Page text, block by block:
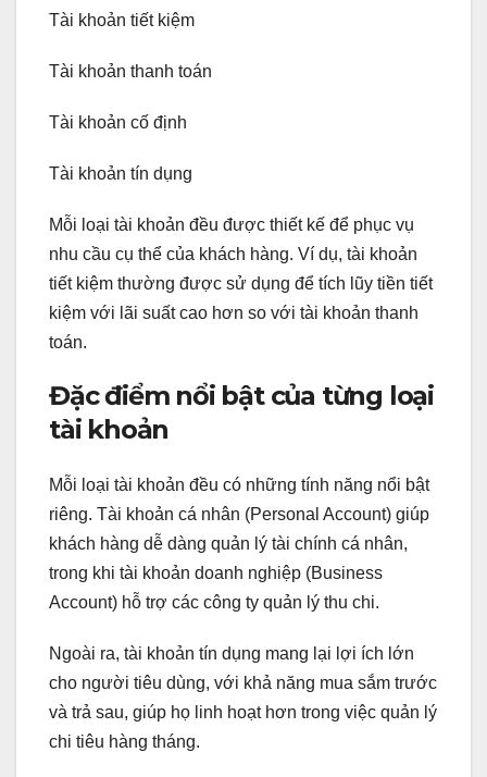
Tài khoản tiết kiệm
Tài khoản thanh toán
Tài khoản cố định
Tài khoản tín dụng
Mỗi loại tài khoản đều được thiết kế để phục vụ
nhu cầu cụ thể của khách hàng. Ví dụ, tài khoản
tiết kiệm thường được sử dụng để tích lũy tiền tiết
kiệm với lãi suất cao hơn so với tài khoản thanh
toán.
Đặc điểm nổi bật của từng loại
tài khoản
Mỗi loại tài khoản đều có những tính năng nổi bật
riêng. Tài khoản cá nhân (Personal Account) giúp
khách hàng dễ dàng quản lý tài chính cá nhân,
trong khi tài khoản doanh nghiệp (Business
Account) hỗ trợ các công ty quản lý thu chi.
Ngoài ra, tài khoản tín dụng mang lại lợi ích lớn
cho người tiêu dùng, với khả năng mua sắm trước
và trả sau, giúp họ linh hoạt hơn trong việc quản lý
chi tiêu hàng tháng.